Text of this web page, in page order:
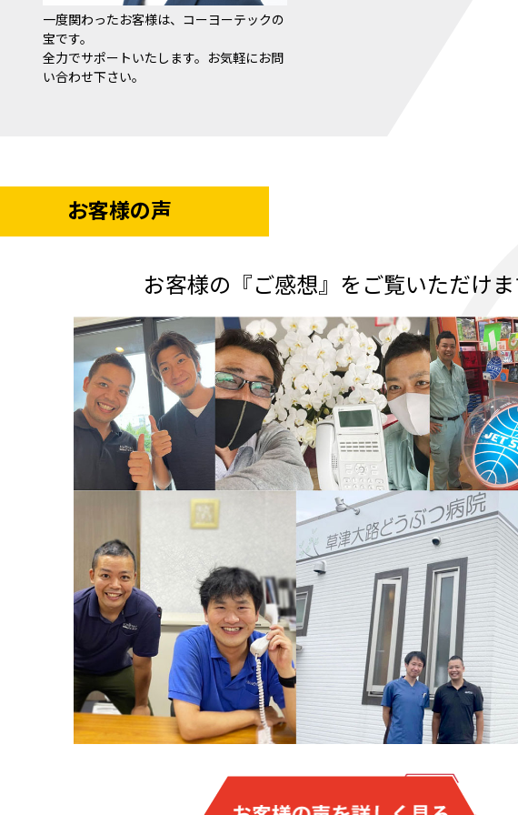
一度関わったお客様は、コーヨーテックの
宝です。
全力でサポートいたします。お気軽にお問
い合わせ下さい。
お客様の声
お客様の『ご感想』をご覧いただけ